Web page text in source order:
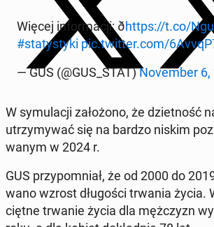
Więcej in­for­ma­cji: ðhttps://t.co/
#sta­ty­sty­ki pic.twitter.com/
— GUS (@GUS_STAT)No­vem­ber 6,
W sy­mu­la­cji za­ło­żo­no, że dziet­ność
utrzy­my­wać się na bardzo niskim
wa­nym w 2024 r.
GUS przy­po­mniał, że od 2000 do
wa­no wzrost dłu­go­ści trwania życia.
cięt­ne trwanie życia dla męż­czyzn